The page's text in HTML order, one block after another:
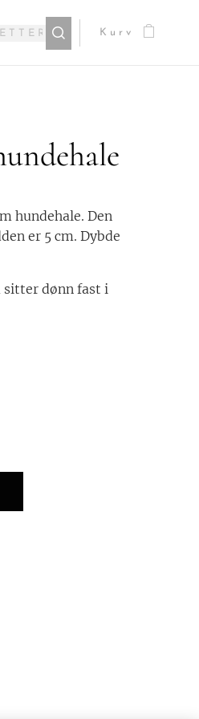
Kurv
hundehale. Den
er 5 cm. Dybde
sitter dønn fast i